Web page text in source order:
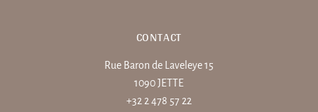
CONTACT
Rue Baron de Laveleye 15
1090 JETTE
+32 2 478 57 22